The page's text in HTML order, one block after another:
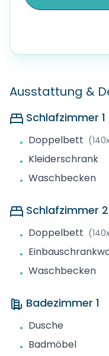
Ausstattung &
Schlafzimmer 1
• Doppelbett
• Kleiderschrank
• Waschbecken
Schlafzimmer 2
• Doppelbett
•
• Waschbecken
Badezimmer 1
• Dusche
• Badmöbel